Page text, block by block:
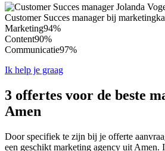
Customer Succes manager bij
Marketing94%
Content90%
Communicatie97%
Ik help je graag
3 offertes voor de beste
Amen
Door specifiek te zijn bij je offerte
een geschikt marketing agency uit Amen.